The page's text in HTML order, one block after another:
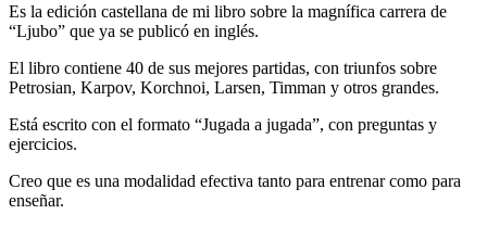
Es la edición castellana de mi libro sobre la magnífica carrera de
“Ljubo” que ya se publicó en inglés.
El libro contiene 40 de sus mejores partidas, con triunfos sobre
Petrosian, Karpov, Korchnoi, Larsen, Timman y otros grandes.
Está escrito con el formato “Jugada a jugada”, con preguntas y
ejercicios.
Creo que es una modalidad efectiva tanto para entrenar como para
enseñar.